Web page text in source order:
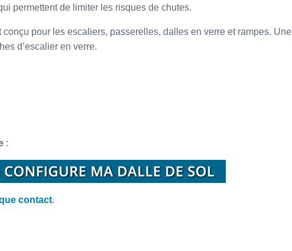
permettent de limiter les risques de chutes.
pour les escaliers, passerelles, dalles en verre et rampes. Une
d’escalier en verre.
:
contact.